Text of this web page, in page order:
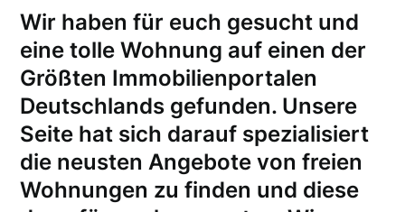
Wir haben für euch gesucht und
eine tolle Wohnung auf einen der
Größten Immobilienportalen
Deutschlands gefunden. Unsere
Seite hat sich darauf spezialisiert
die neusten Angebote von freien
Wohnungen zu finden und diese